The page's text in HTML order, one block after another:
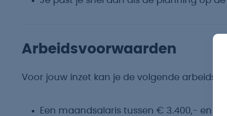
Arbeidsvoorwaarden
Voor jouw inzet kan je de volgende
Een maandsalaris tussen € 3.400,- en €